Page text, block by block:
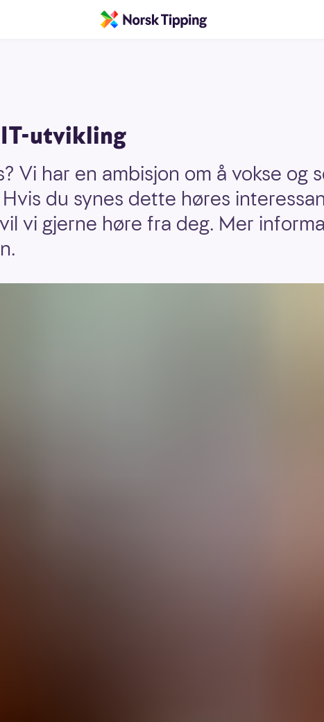
utvikling
Vi har en ambisjon om å vokse og
du synes dette høres
vi gjerne høre fra deg. Mer